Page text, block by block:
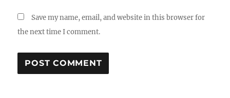
Save my name, email, and website in this browser for
the next time I comment.